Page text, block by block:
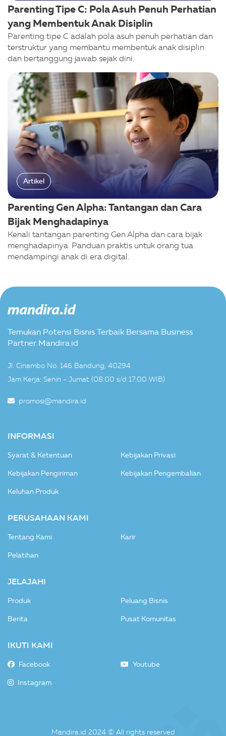
Parenting Tipe C: Pola Asuh Penuh Perhatian
yang Membentuk Anak Disiplin
Parenting tipe C adalah pola asuh penuh perhatian dan
terstruktur yang membantu membentuk anak disiplin
dan bertanggung jawab sejak dini.
Artikel
Parenting Gen Alpha: Tantangan dan Cara
Bijak Menghadapinya
Kenali tantangan parenting Gen Alpha dan cara bijak
menghadapinya. Panduan praktis untuk orang tua
mendampingi anak di era digital.
Temukan Potensi Bisnis Terbaik Bersama Business
Partner Mandira.id
Jl. Cinambo No. 146 Bandung, 40294
Jam Kerja: Senin - Jumat (08:00 s/d 17:00 WIB)
promosi@mandira.id
INFORMASI
Syarat & Ketentuan Kebijakan Privasi
Kebijakan Pengiriman Kebijakan Pengembalian
Keluhan Produk
PERUSAHAAN KAMI
Tentang Kami Karir
Pelatihan
JELAJAHI
Produk Peluang Bisnis
Berita Pusat Komunitas
IKUTI KAMI
Facebook Youtube
Instagram
Mandira.id 2024 © All rights reserved